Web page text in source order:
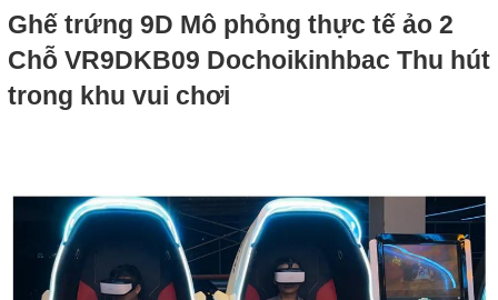
Ghế trứng 9D Mô phỏng thực tế ảo 2
Chỗ VR9DKB09 Dochoikinhbac Thu hút
trong khu vui chơi